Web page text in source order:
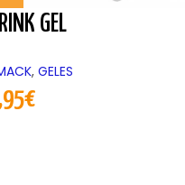
GEL
, GELES
€